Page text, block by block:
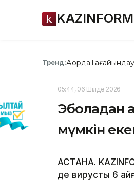
KAZINFORM
Тренд:Ақорда
05:44, 06 Шілде 2026
Эболадан
мүмкін
АСТАНА.
де вирусты 6